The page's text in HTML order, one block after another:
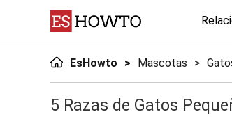
EsHowto Mascotas
5 Razas de Gatos